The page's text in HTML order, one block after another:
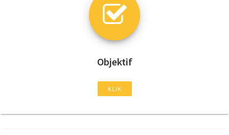
Objektif
KLIK